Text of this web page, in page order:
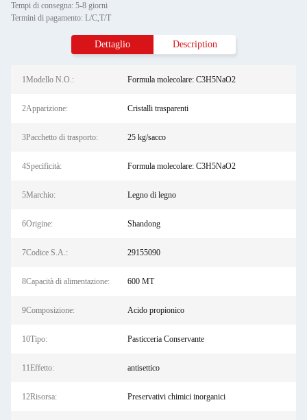
Tempi di consegna: 5-8 giorni
Termini di pagamento: L/C,T/T
Dettaglio Description
1Modello N.O.: Formula molecolare: C3H5NaO2
2Apparizione: Cristalli trasparenti
3Pacchetto di trasporto: 25 kg/sacco
4Specificità: Formula molecolare: C3H5NaO2
5Marchio: Legno di legno
6Origine: Shandong
7Codice S.A.: 29155090
8Capacità di alimentazione: 600 MT
9Composizione: Acido propionico
10Tipo: Pasticceria Conservante
11Effetto: antisettico
12Risorsa: Preservativi chimici inorganici